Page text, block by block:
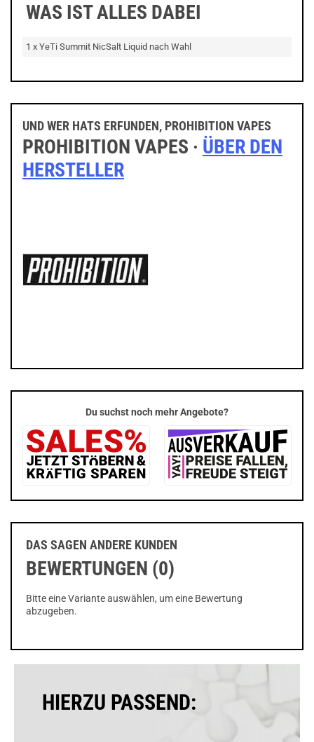
WAS IST ALLES DABEI
1 x YeTi Summit NicSalt Liquid nach Wahl
UND WER HATS ERFUNDEN, PROHIBITION VAPES
PROHIBITION VAPES · ÜBER DEN
HERSTELLER
Du suchst noch mehr Angebote?
DAS SAGEN ANDERE KUNDEN
BEWERTUNGEN (0)
Bitte eine Variante auswählen, um eine Bewertung
abzugeben.
HIERZU PASSEND: